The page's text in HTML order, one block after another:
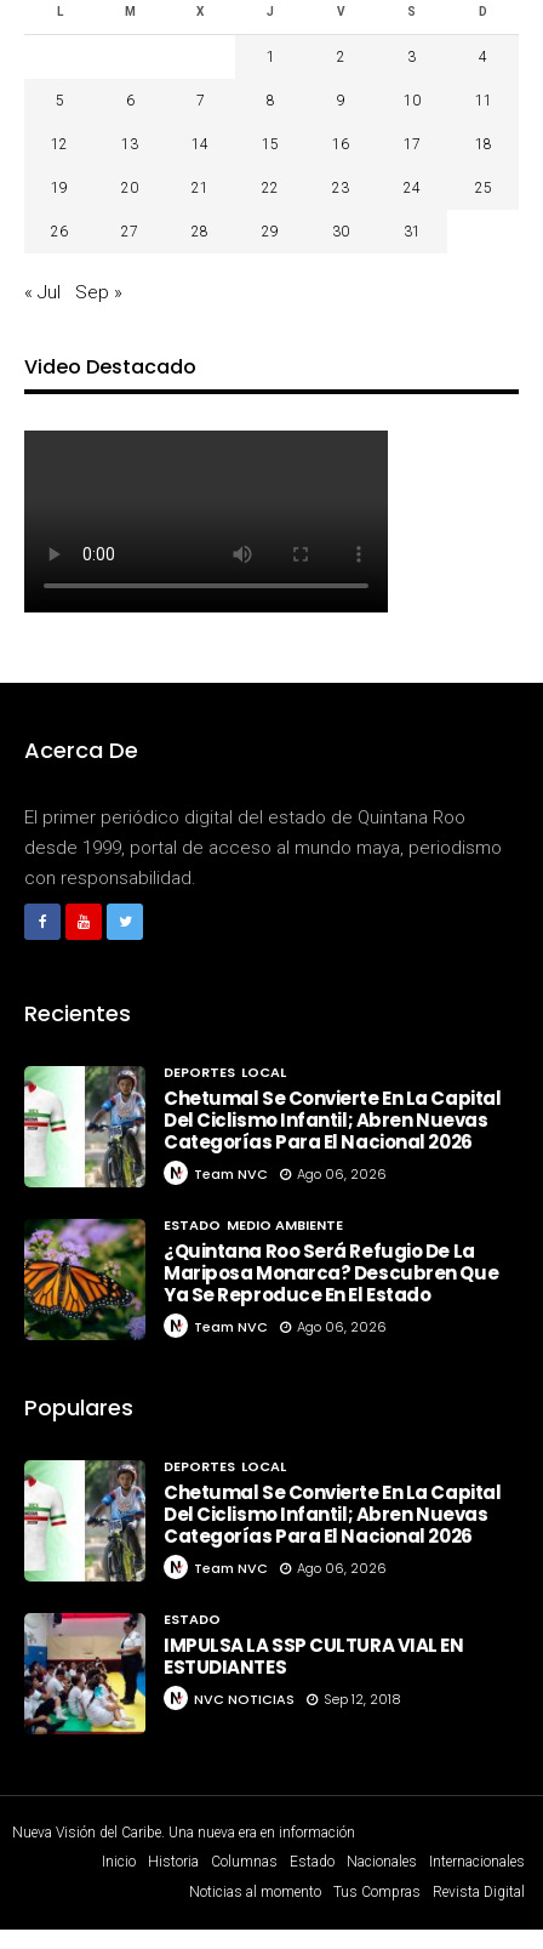
L M X J V S D
1 2 3 4
5 6 7 8 9 10 11
12 13 14 15 16 17 18
19 20 21 22 23 24 25
26 27 28 29 30 31
« Jul Sep »
Video Destacado
Acerca De
El primer periódico digital del estado de Quintana Roo
desde 1999, portal de acceso al mundo maya, periodismo
con responsabilidad.
Recientes
DEPORTES LOCAL
Chetumal Se Convierte En La Capital
Del Ciclismo Infantil; Abren Nuevas
Categorías Para El Nacional 2026
Team NVC Ago 06, 2026
ESTADO MEDIO AMBIENTE
¿Quintana Roo Será Refugio De La
Mariposa Monarca? Descubren Que
Ya Se Reproduce En El Estado
Team NVC Ago 06, 2026
Populares
DEPORTES LOCAL
Chetumal Se Convierte En La Capital
Del Ciclismo Infantil; Abren Nuevas
Categorías Para El Nacional 2026
Team NVC Ago 06, 2026
ESTADO
IMPULSA LA SSP CULTURA VIAL EN
ESTUDIANTES
NVC NOTICIAS Sep 12, 2018
Nueva Visión del Caribe. Una nueva era en información
Inicio
Historia Columnas Estado Nacionales
Internacionales
Noticias al momento
Tus Compras Revista Digital